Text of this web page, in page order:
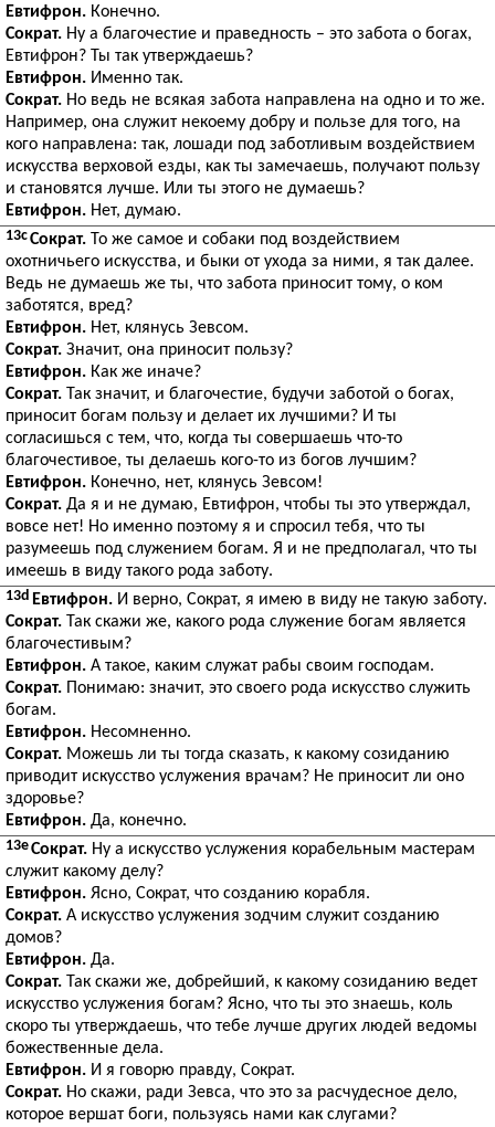
Евтифрон. Конечно.
Сократ. Ну а благочестие и праведность – это забота о богах,
Евтифрон? Ты так утверждаешь?
Евтифрон. Именно так.
Сократ. Но ведь не всякая забота направлена на одно и то же.
Например, она служит некоему добру и пользе для того, на
кого направлена: так, лошади под заботливым воздействием
искусства верховой езды, как ты замечаешь, получают пользу
и становятся лучше. Или ты этого не думаешь?
Евтифрон. Нет, думаю.
13cСократ. То же самое и собаки под воздействием
охотничьего искусства, и быки от ухода за ними, я так далее.
Ведь не думаешь же ты, что забота приносит тому, о ком
заботятся, вред?
Евтифрон. Нет, клянусь Зевсом.
Сократ. Значит, она приносит пользу?
Евтифрон. Как же иначе?
Сократ. Так значит, и благочестие, будучи заботой о богах,
приносит богам пользу и делает их лучшими? И ты
согласишься с тем, что, когда ты совершаешь что-то
благочестивое, ты делаешь кого-то из богов лучшим?
Евтифрон. Конечно, нет, клянусь Зевсом!
Сократ. Да я и не думаю, Евтифрон, чтобы ты это утверждал,
вовсе нет! Но именно поэтому я и спросил тебя, что ты
разумеешь под служением богам. Я и не предполагал, что ты
имеешь в виду такого рода заботу.
13d Евтифрон. И верно, Сократ, я имею в виду не такую заботу.
Сократ. Так скажи же, какого рода служение богам является
благочестивым?
Евтифрон. А такое, каким служат рабы своим господам.
Сократ. Понимаю: значит, это своего рода искусство служить
богам.
Евтифрон. Несомненно.
Сократ. Можешь ли ты тогда сказать, к какому созиданию
приводит искусство услужения врачам? Не приносит ли оно
здоровье?
Евтифрон. Да, конечно.
13eСократ. Ну а искусство услужения корабельным мастерам
служит какому делу?
Евтифрон. Ясно, Сократ, что созданию корабля.
Сократ. А искусство услужения зодчим служит созданию
домов?
Евтифрон. Да.
Сократ. Так скажи же, добрейший, к какому созиданию ведет
искусство услужения богам? Ясно, что ты это знаешь, коль
скоро ты утверждаешь, что тебе лучше других людей ведомы
божественные дела.
Евтифрон. И я говорю правду, Сократ.
Сократ. Но скажи, ради Зевса, что это за расчудесное дело,
которое вершат боги, пользуясь нами как слугами?